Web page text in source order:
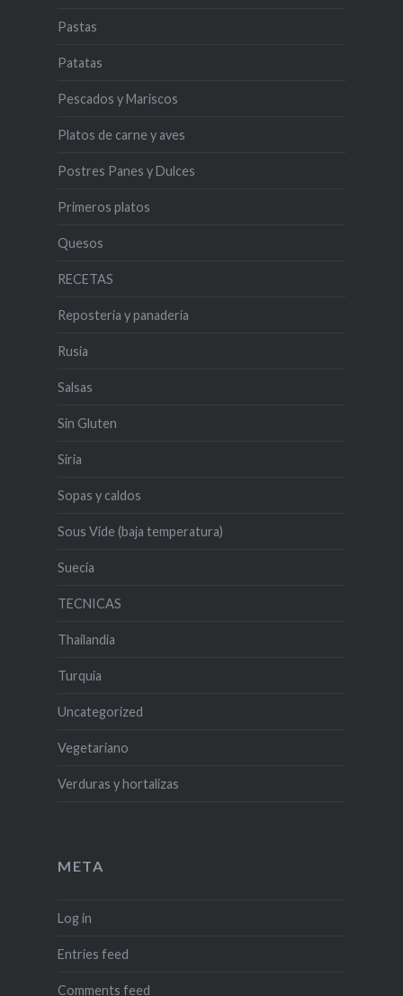
Pastas
Patatas
Pescados y Mariscos
Platos de carne y aves
Postres Panes y Dulces
Primeros platos
Quesos
RECETAS
Reposteria y panadería
Rusia
Salsas
Sin Gluten
Siria
Sopas y caldos
Sous Vide (baja temperatura)
Suecia
TECNICAS
Thailandia
Turquia
Uncategorized
Vegetariano
Verduras y hortalizas
META
Log in
Entries feed
Comments feed